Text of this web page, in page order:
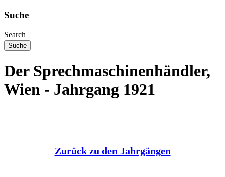
Suche
Search
Der Sprechmaschinenhändler,
Wien - Jahrgang 1921
Zurück zu den Jahrgängen